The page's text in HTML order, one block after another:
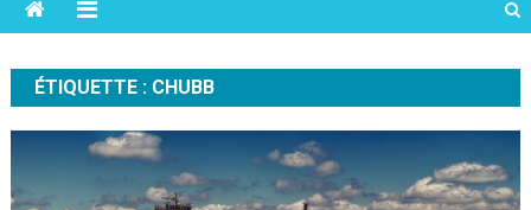
ÉTIQUETTE : CHUBB